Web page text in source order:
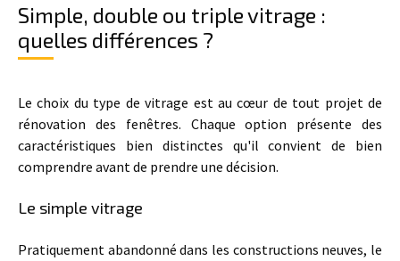
Simple, double ou triple vitrage :
quelles différences ?
Le choix du type de vitrage est au cœur de tout projet de
rénovation des fenêtres. Chaque option présente des
caractéristiques bien distinctes qu'il convient de bien
comprendre avant de prendre une décision.
Le simple vitrage
Pratiquement abandonné dans les constructions neuves, le